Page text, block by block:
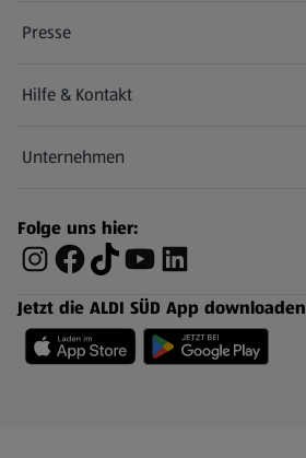
Presse
Hilfe & Kontakt
(öffnet in einem neuen Tab)
Unternehmen
Folge uns hier:
Jetzt die ALDI SÜD App downloaden